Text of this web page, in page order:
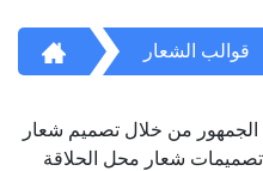
قوالب الشعار
من خلال تصميم شعار
شعار محل الحلاقة